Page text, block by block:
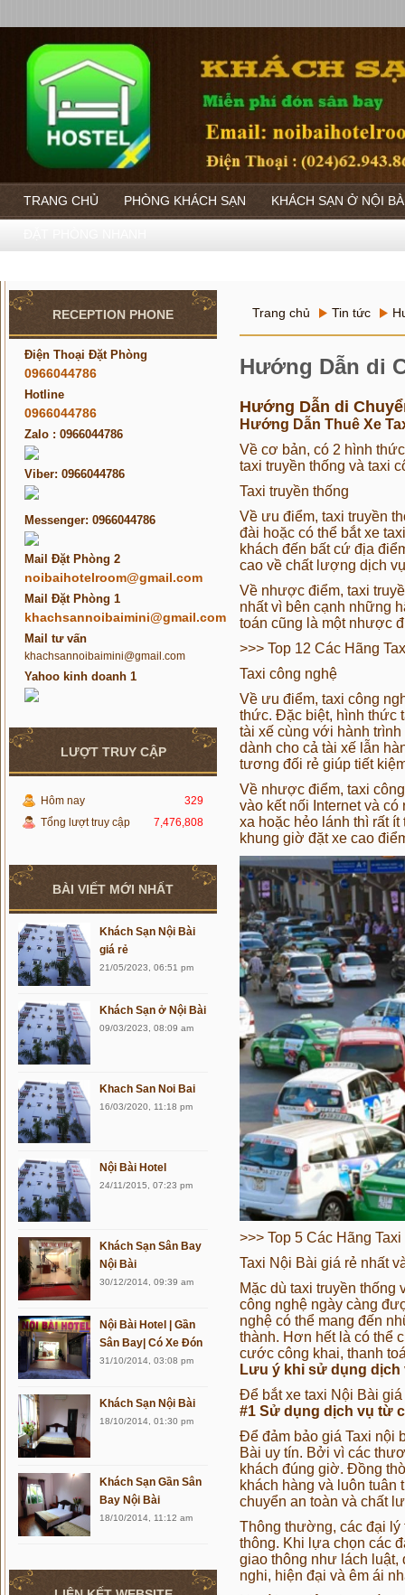
TRANG CHỦ PHÒNG KHÁCH SẠN KHÁCH SẠN Ở NỘI
RECEPTION PHONE
Điện Thoại Đặt Phòng
0966044786
Hotline
0966044786
Zalo : 0966044786
Viber: 0966044786
Messenger: 0966044786
Mail Đặt Phòng 2
noibaihotelroom@gmail.com
Mail Đặt Phòng 1
khachsannoibaimini@gmail.com
Mail tư vấn
khachsannoibaimini@gmail.com
Yahoo kinh doanh 1
LƯỢT TRUY CẬP
Hôm nay
329
Tổng lượt truy cập
7,476,808
BÀI VIẾT MỚI NHẤT
Khách Sạn Nội Bài
giá rẻ
21/05/2023, 06:51 pm
Khách Sạn ở Nội Bài
09/03/2023, 08:09 am
Khach San Noi Bai
16/03/2020, 11:18 pm
Nội Bài Hotel
24/11/2015, 07:23 pm
Khách Sạn Sân Bay
Nội Bài
30/12/2014, 09:39 am
Nội Bài Hotel | Gần
Sân Bay| Có Xe Đón
31/10/2014, 03:08 pm
Khách Sạn Nội Bài
18/10/2014, 01:30 pm
Khách Sạn Gần Sân
Bay Nội Bài
18/10/2014, 11:12 am
Trang chủ Tin tức
Hướng Dẫn di
Hướng Dẫn di
Hướng Dẫn Thuê Xe
Về cơ bản, có 2 hình
taxi truyền thống và taxi
Taxi truyền thống
Về ưu điểm, taxi truyền
đài hoặc có thể bắt xe
khách đến bất cứ địa
cao về chất lượng dịch
Về nhược điểm, taxi
nhất vì bên cạnh những
toán cũng là một nhược
>>> Top 12 Các Hãng
Taxi công nghệ
Về ưu điểm, taxi công
thức. Đặc biệt, hình thức
tài xế cùng với hành
dành cho cả tài xế lẫn
tương đối rẻ giúp tiết
Về nhược điểm, taxi
vào kết nối Internet và
xa hoặc hẻo lánh thì rất
khung giờ đặt xe cao
>>> Top 5 Các Hãng
Taxi Nội Bài giá rẻ nhất
Mặc dù taxi truyền
công nghệ ngày càng
nghệ có thể mang đến
thành. Hơn hết là có thể
cước công khai, thanh
Lưu ý khi sử dụng dịch
Để bắt xe taxi Nội Bài giá
#1 Sử dụng dịch vụ từ
Để đảm bảo giá Taxi nội
Bài uy tín. Bởi vì các
khách đúng giờ. Đồng
khách hàng và luôn tuân
chuyển an toàn và chất
Thông thường, các đại lý
thông. Khi lựa chọn các
giao thông như lách luật,
nghi, hiện đại và êm ái